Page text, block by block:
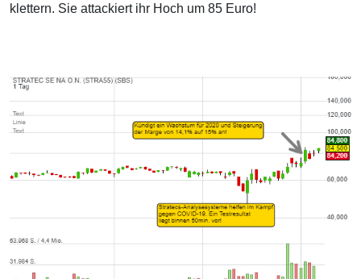
klettern. Sie attackiert ihr Hoch um 85 Euro!